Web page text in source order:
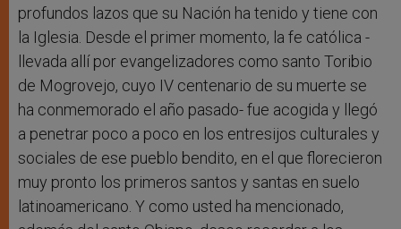
profundos lazos que su Nación ha tenido y tiene con
la Iglesia. Desde el primer momento, la fe católica -
llevada allí por evangelizadores como santo Toribio
de Mogrovejo, cuyo IV centenario de su muerte se
ha conmemorado el año pasado- fue acogida y llegó
a penetrar poco a poco en los entresijos culturales y
sociales de ese pueblo bendito, en el que florecieron
muy pronto los primeros santos y santas en suelo
latinoamericano. Y como usted ha mencionado,